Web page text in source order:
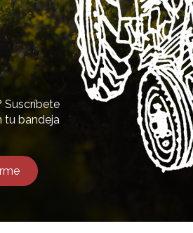
Suscríbete
tu bandeja